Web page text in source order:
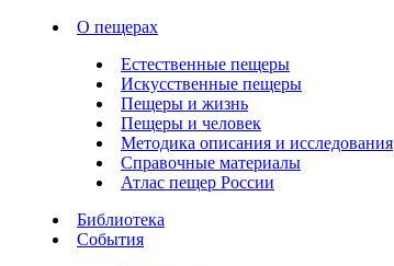
О пещерах
Естественные пещеры
Искусственные пещеры
Пещеры и жизнь
Пещеры и человек
Методика описания и исследования
Справочные материалы
Атлас пещер России
Библиотека
События